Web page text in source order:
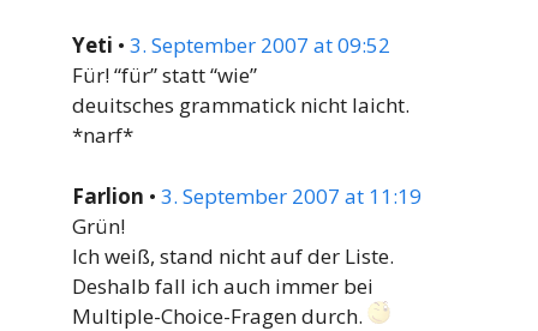
Yeti • 3. September 2007 at 09:52
Für! “für” statt “wie”
deuitsches grammatick nicht laicht.
*narf*
Farlion • 3. September 2007 at 11:19
Grün!
Ich weiß, stand nicht auf der Liste.
Deshalb fall ich auch immer bei
Multiple-Choice-Fragen durch.